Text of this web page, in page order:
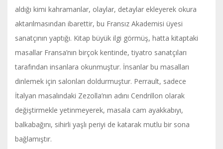
aldığı kimi kahramanlar, olaylar, detaylar ekleyerek okura
aktarılmasından ibarettir, bu Fransız Akademisi üyesi
sanatçının yaptığı. Kitap büyük ilgi görmüş, hatta kitaptaki
masallar Fransa’nın birçok kentinde, tiyatro sanatçıları
tarafından insanlara okunmuştur. İnsanlar bu masalları
dinlemek için salonları doldurmuştur. Perrault, sadece
İtalyan masalındaki Zezolla’nın adını Cendrillon olarak
değiştirmekle yetinmeyerek, masala cam ayakkabıyı,
balkabağını, sihirli yaşlı periyi de katarak mutlu bir sona
bağlamıştır.